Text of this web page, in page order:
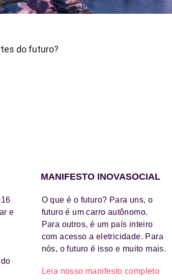
do futuro?
e
MANIFESTO INOVASOCIAL
O que é o futuro? Para uns, o
futuro é um carro autônomo.
Para outros, é um país inteiro
com acesso a eletricidade. Para
nós, o futuro é isso e muito mais.
Leia nosso manifesto completo